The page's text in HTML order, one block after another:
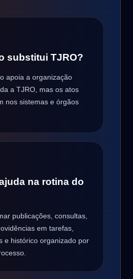
substitui TJRO?
apoia a organização
a TJRO, mas os atos
nos sistemas e órgãos
na rotina do
publicações, consultas,
em tarefas,
e histórico organizado por